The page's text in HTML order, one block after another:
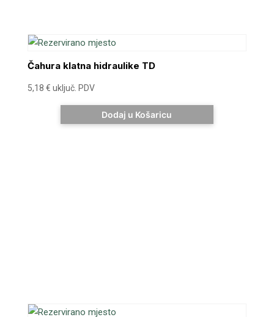
Čahura klatna hidraulike TD
5,18 € uključ. PDV
Dodaj u Košaricu